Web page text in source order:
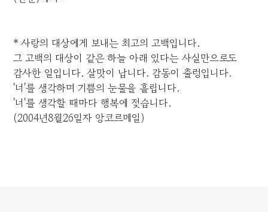
* 사랑의 대상에게 보내는 최고의 고백입니다.
그 고백의 대상이 같은 하늘 아래 있다는 사실만으로도
감사한 일입니다. 살맛이 납니다. 감동이 출렁입니다.
'너'를 생각하며 기쁨의 눈물을 흘립니다.
'너'를 생각할 때마다 행복에 젖습니다.
(2004년8월26일자 앙코르메일)